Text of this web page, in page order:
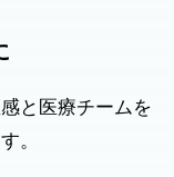
と医療チームを
。